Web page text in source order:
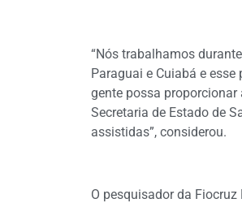
“Nós trabalhamos
Paraguai e Cuiabá e
gente possa
Secretaria de Estado de
assistidas”, considerou.
O pesquisador da